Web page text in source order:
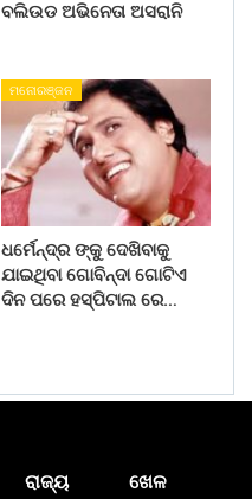
ବଲିଉଡ ଅଭିନେତା ଅସରାନି
ମନୋରଞ୍ଜନ
ଧର୍ମେନ୍ଦ୍ର ଙ୍କୁ ଦେଖିବାକୁ
ଯାଇଥିବା ଗୋବିନ୍ଦା ଗୋଟିଏ
ଦିନ ପରେ ହସ୍ପିଟାଲ ରେ…
ରାଜ୍ୟ ଖେଳ